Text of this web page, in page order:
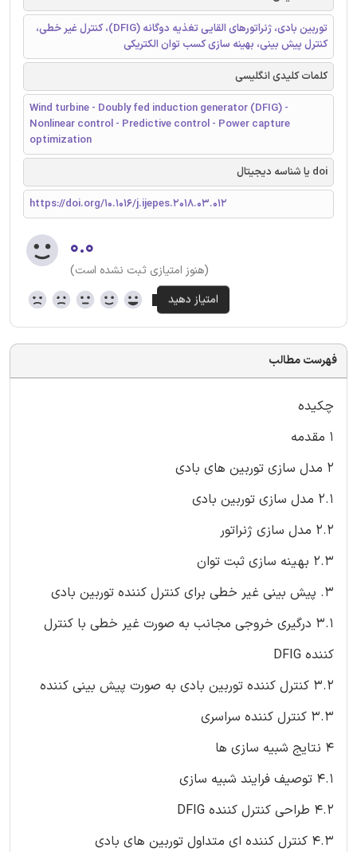
توربین بادی، ژنراتورهای القایی تغذیه دوگانه (DFIG)، کنترل غیر خطی،
کنترل پیش بینی، بهینه سازی کسب توان الکتریکی
کلمات کلیدی انگلیسی
Wind turbine - Doubly fed induction generator (DFIG) -
Nonlinear control - Predictive control - Power capture
optimization
doi یا شناسه دیجیتال
https://doi.org/10.1016/j.ijepes.2018.03.012
۰.۰
(هنوز امتیازی ثبت نشده است)
فهرست مطالب
چکیده
1 مقدمه
2 مدل سازی توربین های بادی
2.1 مدل سازی توربین بادی
2.2 مدل سازی ژنراتور
2.3 بهینه سازی ثبت توان
3. پیش بینی غیر خطی برای کنترل کننده توربین بادی
3.1 درگیری خروجی مجانب به صورت غیر خطی با کنترل
کننده DFIG
3.2 کنترل کننده توربین بادی به صورت پیش بینی کننده
3.3 کنترل کننده سراسری
4 نتایج شبیه سازی ها
4.1 توصیف فرایند شبیه سازی
4.2 طراحی کنترل کننده DFIG
4.3 کنترل کننده ای متداول توربین های بادی